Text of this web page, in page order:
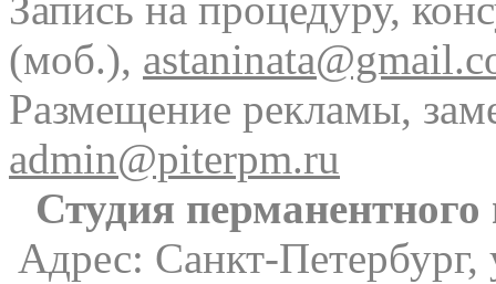
Запись на процедуру,
(моб.),
Размещение рекламы,
admin@piterpm.ru
Студия
Адрес: Санкт-Петербург,